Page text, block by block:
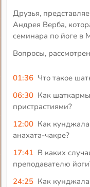
Друзья,
Андрея Верба,
семинара по йоге в
Вопросы,
01:36 Что такое
06:30 Как
пристрастиями?
12:00 Как кунджала
анахата-чакре?
17:41 В каких
преподавателю
24:25 Как